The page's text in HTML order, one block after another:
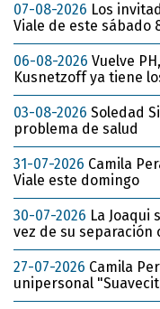
07-08-2026 Los
Viale de este sábado
06-08-2026 Vuelve
Kusnetzoff ya tiene
03-08-2026 Soledad
problema de salud
31-07-2026 Camila
Viale este domingo
30-07-2026 La
vez de su separación
27-07-2026 Camila
unipersonal